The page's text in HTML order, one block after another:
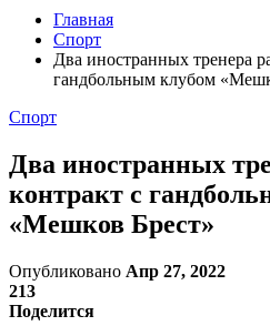
Главная
Спорт
Два иностранных тренера
гандбольным клубом
Спорт
Два иностранных
контракт с
«Мешков Брест»
Опубликовано Апр 27, 2022
213
Поделится